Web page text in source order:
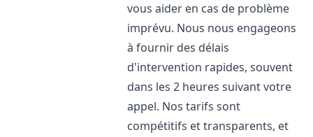
vous aider en cas de problème
imprévu. Nous nous engageons
à fournir des délais
d'intervention rapides, souvent
dans les 2 heures suivant votre
appel. Nos tarifs sont
compétitifs et transparents, et